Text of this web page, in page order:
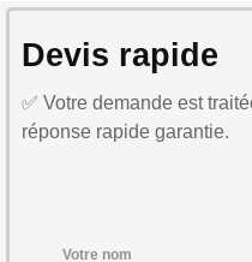
Devis rapide
✅ Votre demande est
réponse rapide garantie.
Votre nom